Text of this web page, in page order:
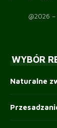
@2026
WYBÓR
Naturalne